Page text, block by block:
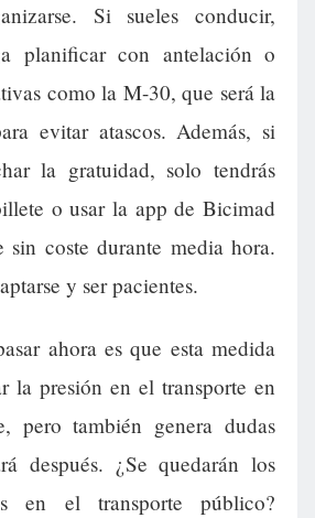
Si sueles conducir,
planificar con antelación o
como la M-30, que será la
evitar atascos. Además, si
la gratuidad, solo tendrás
o usar la app de Bicimad
sin coste durante media hora.
y ser pacientes.
ahora es que esta medida
la presión en el transporte en
pero también genera dudas
después. ¿Se quedarán los
en el transporte público?